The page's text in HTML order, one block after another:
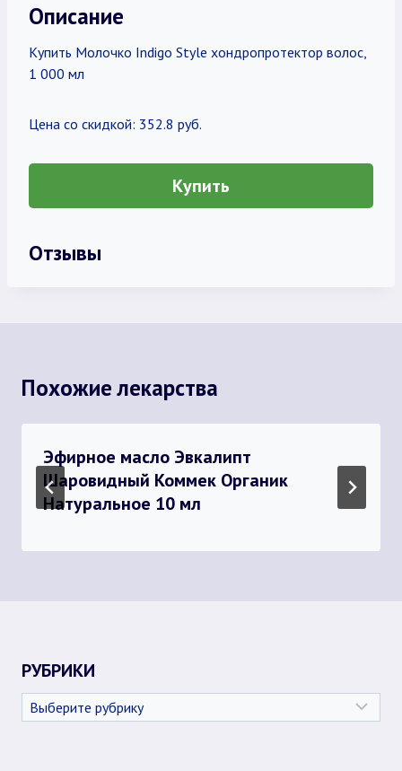
Описание
Купить Молочко Indigo Style хондропротектор волос,
1 000 мл
Цена со скидкой: 352.8 руб.
Купить
Отзывы
Похожие лекарства
Эфирное масло Эвкалипт
Шаровидный Коммек Органик
Натуральное 10 мл
РУБРИКИ
Рубрики